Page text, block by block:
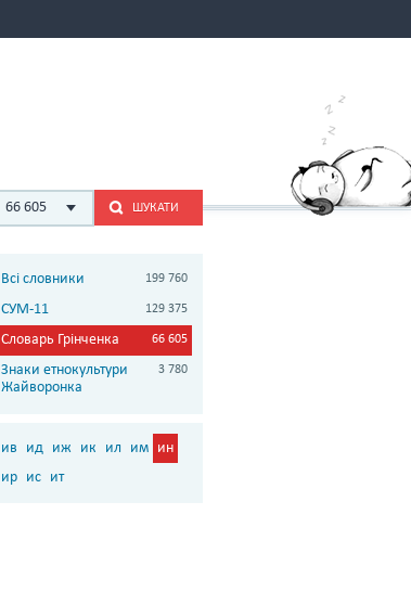
66 605 ШУКАТИ
Всі словники 199 760
СУМ-11 129 375
Словарь Грінченка 66 605
Знаки етнокультури
Жайворонка
3 780
ив ид иж ик ил им ин
ир ис ит